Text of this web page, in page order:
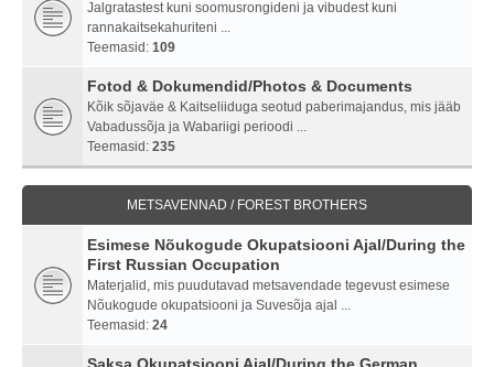
Jalgratastest kuni soomusrongideni ja vibudest kuni
rannakaitsekahuriteni ...
Teemasid: 109
Fotod & Dokumendid/Photos & Documents
Kõik sõjaväe & Kaitseliiduga seotud paberimajandus, mis jääb
Vabadussõja ja Wabariigi perioodi ...
Teemasid: 235
METSAVENNAD / FOREST BROTHERS
Esimese Nõukogude Okupatsiooni Ajal/During the
First Russian Occupation
Materjalid, mis puudutavad metsavendade tegevust esimese
Nõukogude okupatsiooni ja Suvesõja ajal ...
Teemasid: 24